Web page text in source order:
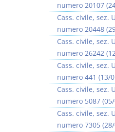
numero 20107
Cass. civile, sez.
numero 20448
Cass. civile, sez.
numero 26242
Cass. civile, sez.
numero 441 (13/
Cass. civile, sez.
numero 5087
Cass. civile, sez.
numero 7305